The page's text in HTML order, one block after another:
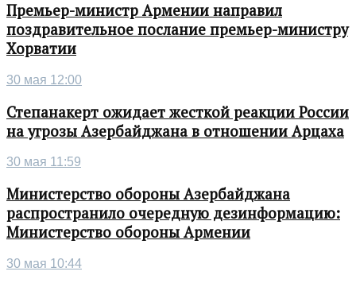
Премьер-министр Армении направил
поздравительное послание премьер-министру
Хорватии
30 мая 12:00
Степанакерт ожидает жесткой реакции России
на угрозы Азербайджана в отношении Арцаха
30 мая 11:59
Министерство обороны Азербайджана
распространило очередную дезинформацию:
Министерство обороны Армении
30 мая 10:44